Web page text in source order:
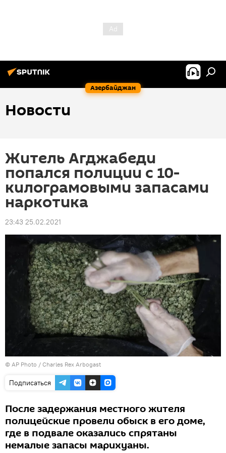
Азербайджан
Новости
Житель Агджабеди
попался полиции с 10-
килограмовыми запасами
наркотика
23:43 25.02.2021
© AP Photo / Charles Rex Arbogast
Подписаться
После задержания местного жителя
полицейские провели обыск в его доме,
где в подвале оказались спрятаны
немалые запасы марихуаны.